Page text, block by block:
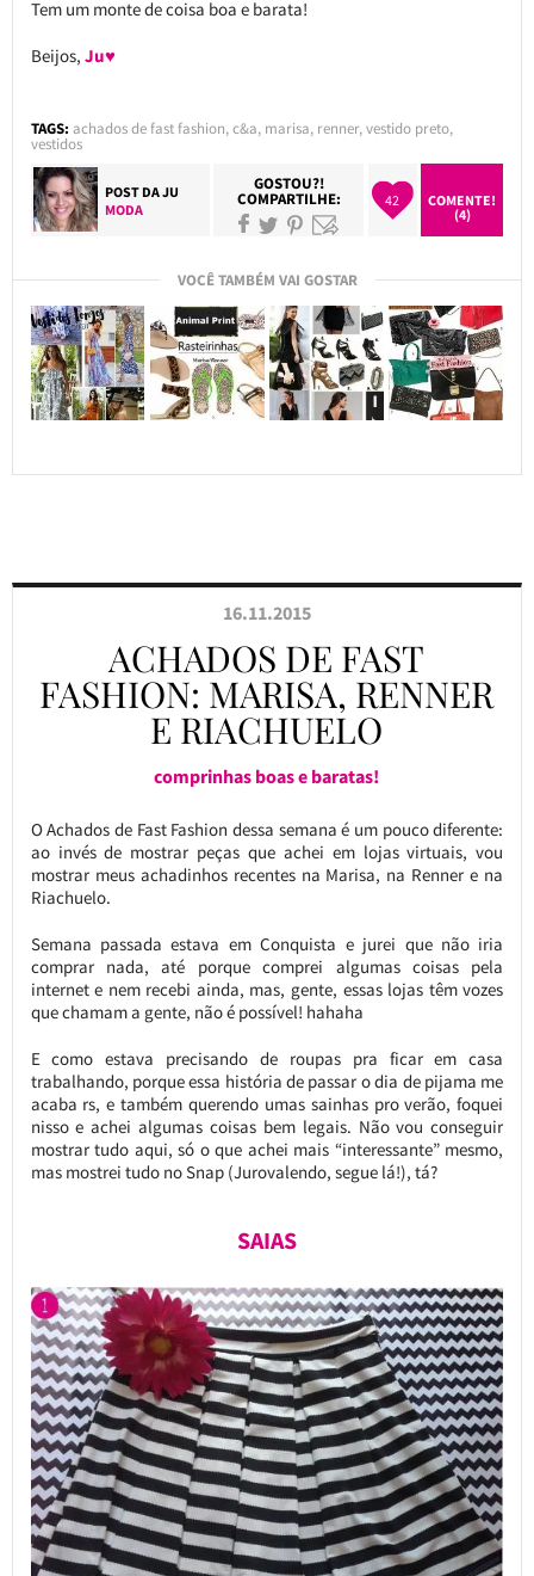
Tem um monte de coisa boa e barata!
Beijos, Ju♥
TAGS: achados de fast fashion,c&a, marisa, renner,vestido preto,
vestidos
POST DAJU
MODA
GOSTOU?!
COMPARTILHE: 42
COMENTE!
(4)
VOCÊ TAMBÉM VAI GOSTAR
16.11.2015
ACHADOS DE FAST
FASHION: MARISA, RENNER
E RIACHUELO
comprinhas boas e baratas!
O Achados de Fast Fashion dessa semana é um pouco diferente:
ao invés de mostrar peças que achei em lojas virtuais, vou
mostrar meus achadinhos recentes na Marisa, na Renner e na
Riachuelo.
Semana passada estava em Conquista e jurei que não iria
comprar nada, até porque comprei algumas coisas pela
internet e nem recebi ainda, mas, gente, essas lojas têm vozes
que chamam a gente, não é possível! hahaha
E como estava precisando de roupas pra ficar em casa
trabalhando, porque essa história de passar o dia de pijama me
acaba rs, e também querendo umas sainhas pro verão, foquei
nisso e achei algumas coisas bem legais. Não vou conseguir
mostrar tudo aqui, só o que achei mais “interessante” mesmo,
mas mostrei tudo no Snap (Jurovalendo, segue lá!), tá?
SAIAS